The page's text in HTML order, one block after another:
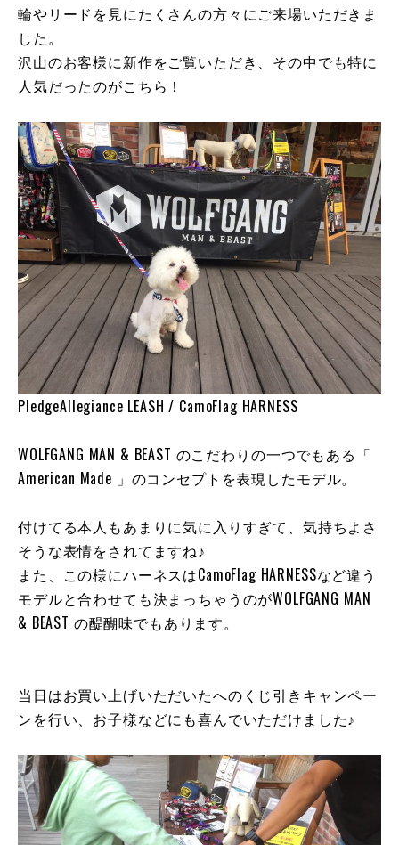
輪やリードを見にたくさんの方々にご来場いただきま
した。
沢山のお客様に新作をご覧いただき、その中でも特に
人気だったのがこちら！
PledgeAllegiance LEASH / CamoFlag HARNESS
WOLFGANG MAN & BEAST のこだわりの一つでもある「
American Made 」のコンセプトを表現したモデル。
付けてる本人もあまりに気に入りすぎて、気持ちよさ
そうな表情をされてますね♪
また、この様にハーネスはCamoFlag HARNESSなど違う
モデルと合わせても決まっちゃうのがWOLFGANG MAN
& BEAST の醍醐味でもあります。
当日はお買い上げいただいたへのくじ引きキャンペー
ンを行い、お子様などにも喜んでいただけました♪